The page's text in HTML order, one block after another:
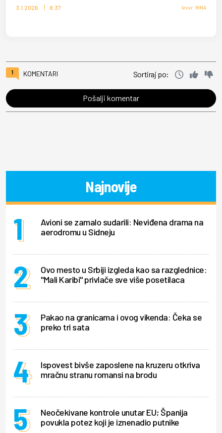
3.1.2026. 8:37 Izvor: RINA
1 KOMENTARI Sortiraj po:
Pošalji komentar
Najnovije
Avioni se zamalo sudarili: Neviđena drama na
aerodromu u Sidneju
Ovo mesto u Srbiji izgleda kao sa razglednice:
"Mali Karibi" privlače sve više posetilaca
Pakao na granicama i ovog vikenda: Čeka se
preko tri sata
Ispovest bivše zaposlene na kruzeru otkriva
mračnu stranu romansi na brodu
Neočekivane kontrole unutar EU; Španija
povukla potez koji je iznenadio putnike